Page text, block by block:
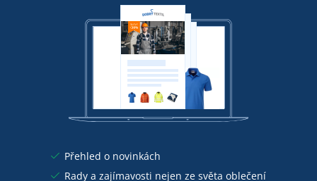
Přehled o novinkách
Rady a zajímavosti nejen ze světa oblečení